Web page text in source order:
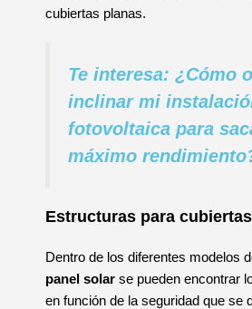
cubiertas planas.
Te interesa: ¿Cómo
inclinar mi
fotovoltaica para
máximo
Estructuras para
Dentro de los diferentes modelos
panel solar se pueden encontrar
en función de la seguridad que se